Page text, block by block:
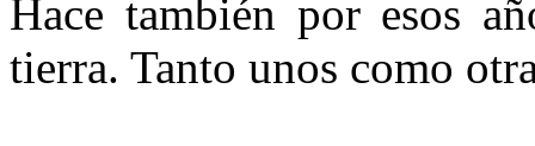
Hace también por esos
tierra. Tanto unos como